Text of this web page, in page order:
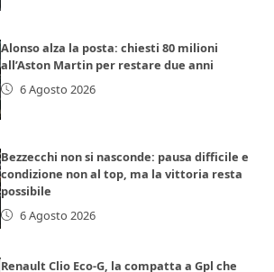
Alonso alza la posta: chiesti 80 milioni
all’Aston Martin per restare due anni
6 Agosto 2026
Bezzecchi non si nasconde: pausa difficile e
condizione non al top, ma la vittoria resta
possibile
6 Agosto 2026
Renault Clio Eco-G, la compatta a Gpl che